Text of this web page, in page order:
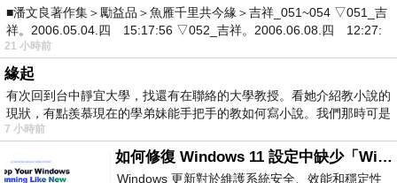
■潘文良著作集＞勵益品＞魚雁千里共今緣＞吉祥_051~054 ▽051_吉
祥。2006.05.04.四 15:17:56 ▽052_吉祥。2006.06.08.四 12:27:
21 小時前
緣起
有次回到台中靜宜大學，找還有在聯絡的大學教授。看她介紹教小說的
現狀，有點羨慕現在的學弟妹能手把手的教如何寫小說。我們那時可是
7 小時前
如何修復 Windows 11 設定中缺少「Windows 更新」？
Windows 更新對於維護系統安全、效能和穩定性